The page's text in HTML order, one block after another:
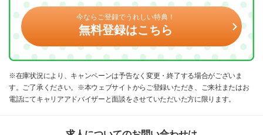
今ならご登録でうれしい特典！
無料登録はこちら
※在庫状況により、キャンペーンは予告なく変更・終了する場合がございま
す。ご了承ください。※本ウェブサイトからご登録いただき、ご来社またはお
電話にてキャリアアドバイザーと面談をさせていただいた方に限ります。